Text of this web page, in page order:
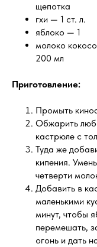
щепотка
гхи — 1 ст. л.
яблоко — 1
молоко
200 мл
Приготовление:
Промыть
Обжарить
кастрюле с
Туда же
кипения.
четверти
Добавить в
маленькими
минут, чтобы
перемешать,
огонь и дать